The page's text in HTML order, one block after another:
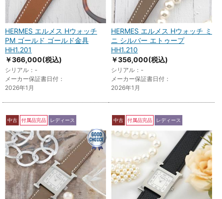
HERMES エルメス Hウォッチ
PM ゴールド ゴールド金具
HH1.201
￥366,000(税込)
シリアル：-
メーカー保証書日付：
2026年1月
HERMES エルメス Hウォッチ ミ
ニ シルバー エトゥープ
HH1.210
￥356,000(税込)
シリアル：-
メーカー保証書日付：
2026年1月
中古 付属品完品 レディース 中古 付属品完品 レディース